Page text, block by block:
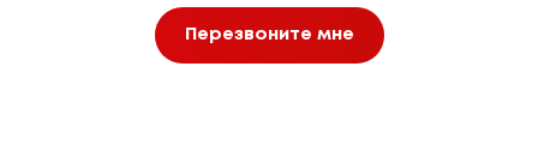
Перезвоните мне